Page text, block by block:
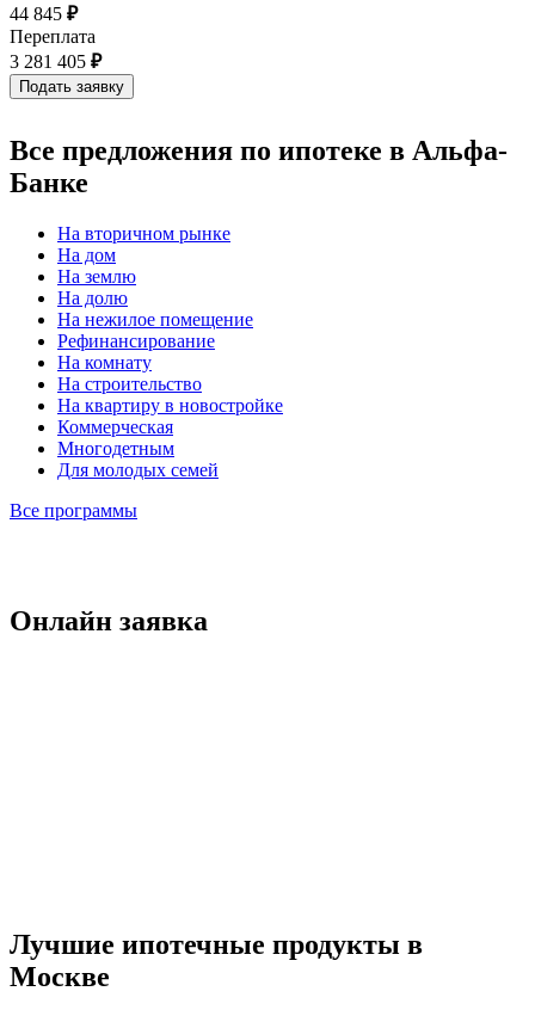
44 845 ₽
Переплата
3 281 405 ₽
Все предложения по ипотеке в Альфа-
Банке
На вторичном рынке
На дом
На землю
На долю
На нежилое помещение
Рефинансирование
На комнату
На строительство
На квартиру в новостройке
Коммерческая
Многодетным
Для молодых семей
Все программы
Онлайн заявка
Лучшие ипотечные продукты в
Москве